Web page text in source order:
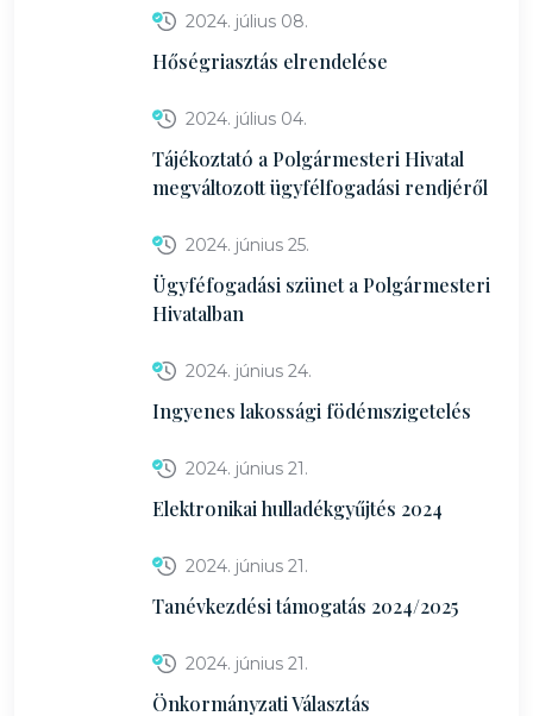
2024. július 08.
Hőségriasztás elrendelése
2024. július 04.
Tájékoztató a Polgármesteri Hivatal
megváltozott ügyfélfogadási rendjéről
2024. június 25.
Ügyféfogadási szünet a Polgármesteri
Hivatalban
2024. június 24.
Ingyenes lakossági födémszigetelés
2024. június 21.
Elektronikai hulladékgyűjtés 2024
2024. június 21.
Tanévkezdési támogatás 2024/2025
2024. június 21.
Önkormányzati Választás